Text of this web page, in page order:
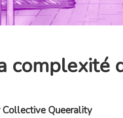
complexité
Collective Queerality